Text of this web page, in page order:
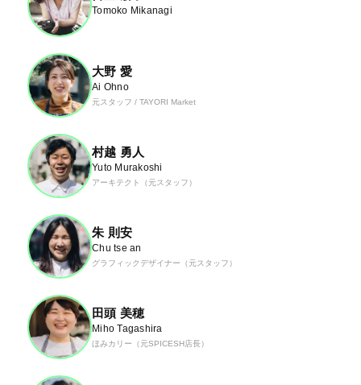
Tomoko Mikanagi
大野 愛
Ai Ohno
元スタッフ / TAYORI Market
村越 勇人
Yuto Murakoshi
アーキテクト（元スタッフ）
朱 則安
Chu tse an
グラフィックデザイナー（元スタッフ）
田頭 美穂
Miho Tagashira
ほみカリー（元SPICESH店長）